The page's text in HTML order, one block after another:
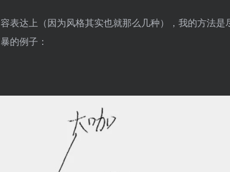
表达上（因为风格其实也就那么几种），我的方法是
的例子：